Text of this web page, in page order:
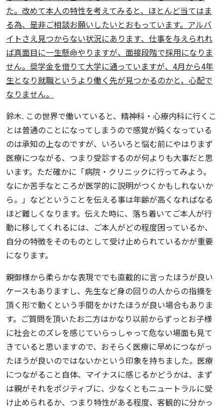
た。改めて本人の特性を考えてみると、ほとんど当てはま
る為、是非ご相談お願いしたいとおもっています。アルバ
イトさえ見つからない状況にあります、仕事を与えられれ
ば真面目に一生懸命やりますが、面接段階で採用になりま
せん。奨学金を借りて大学に通っていますが、4月から4年
生となり就職というより働く先が見つかるのかと、心配で
なりません。
鈴木. この世界で働いていると、精神科・心療内科に行くこ
とは普通のことになってしまうので感覚が鈍くなっている
のは承知の上なのですが、いろいろと悩む前にやはりまず
医療につながる、つまり受診するのが何よりも大事だと思
います。ただ確かに「病院・クリニックに行ってみよう。
なにか苦手なところが医学的に説明がつくかもしれないか
ら。」などということを伝える事は年齢が高くなればなる
ほど難しくなります。伝えた時に、落ち着いてご本人が行
動に移してくれるには、ご本人がどの程度困っているか、
自分の特徴をそのものとして受け止められているかが重要
になります。
親御様から柔らかな表現ででも直截的に言ったほうが良い
ケースもありますし、先生など身の回りの人からの指摘を
頂く形で動くという手間をかけたほうが良い場合もありま
す。ご質問を頂いたお二方はかなり以前からずっとお子様
に社会とのズレを感じていらっしゃって危ない場面も見て
きていると思いますので、おそらく医療に早めにつながっ
たほうが良いのではないかという印象を持ちました。医療
につながること自体、マイナスに感じるかどうかは、まず
は親がそれをポジティブに、少なくともニュートラルに受
け止められるか、つまり特性がある程度、客観的に分かっ